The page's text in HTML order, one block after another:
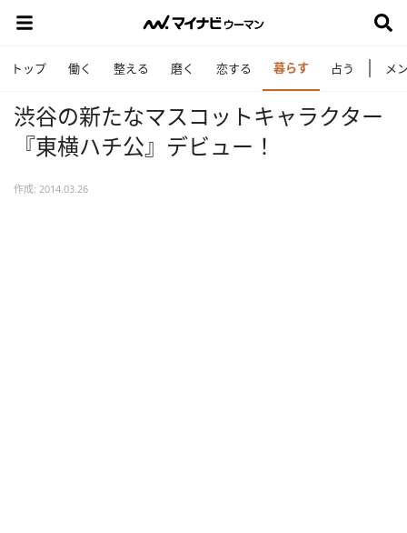
トップ 働く 整える 磨く 恋する 暮らす 占う メ
渋谷の新たなマスコットキャラクター
『東横ハチ公』デビュー！
作成: 2014.03.26